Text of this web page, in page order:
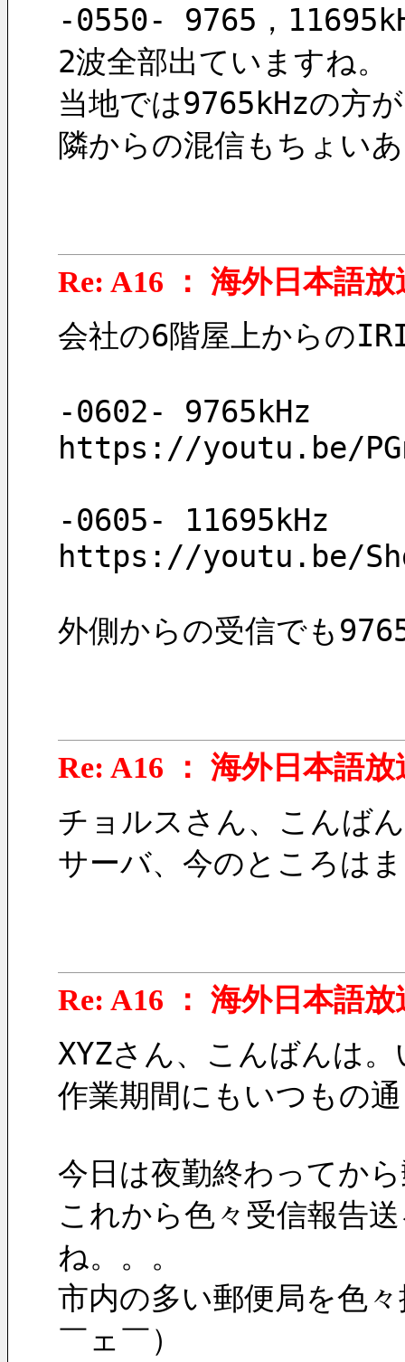
-0550- 9765，
2波全部出ていますね。
当地では9765kHzの方
隣からの混信もちょい
Re: A16 ： 海外日本語放
会社の6階屋上からの
-0602- 9765kHz
https://youtu.be/
-0605- 11695kHz
https://youtu.be/
外側からの受信でも
Re: A16 ： 海外日本語放
チョルスさん、こんば
サーバ、今のところは
Re: A16 ： 海外日本語放
XYZさん、こんばんは
作業期間にもいつもの
今日は夜勤終わってか
これから色々受信報告
ね。。。
市内の多い郵便局を色
￣ェ￣）